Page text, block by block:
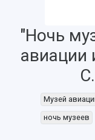
НАЗАД
Об
Новости
Образование
Почему я
Научно-
Основные
"Ночь
авиации
Музей
ночь музеев